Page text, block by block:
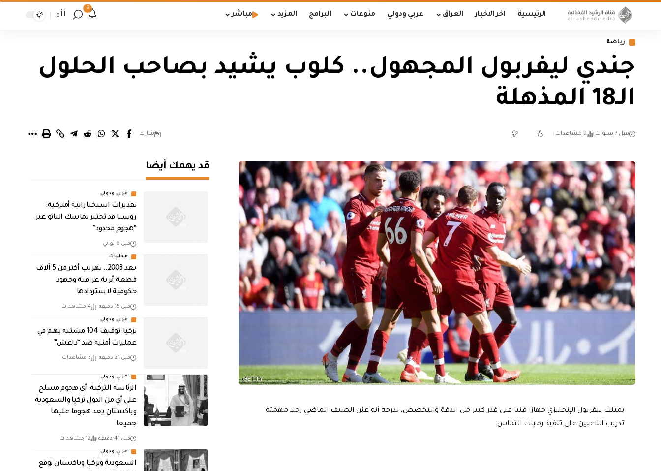
الرئيسية اخر الاخبار العراق عربي ودولي منوعات البرامج المزيد مباشر
9
أأ
رياضة
جندي ليفربول المجهول.. كلوب يشيد بصاحب الحلول
الـ18 المذهلة
قبل 7 سنوات 9 مشاهدات شارك
يمتلك ليفربول الإنجليزي جهازا فنيا على قدر كبير من الدقة والتخصص، لدرجة أنه عيّن الصيف الماضي رجلا مهمته
تدريب اللاعبين على تنفيذ رميات التماس.
قد يهمك أيضا
عربي ودولي
تقديرات استخباراتية أميركية:
روسيا قد تختبر تماسك الناتو عبر
“هجوم محدود”
قبل 6 ثواني
محليات
بعد 2003.. تهريب أكثر من 5 آلاف
قطعة أثرية عراقية وجهود
حكومية لاستردادها
قبل 15 دقيقة 4 مشاهدات
عربي ودولي
تركيا: توقيف 104 مشتبه بهم في
عمليات أمنية ضد “داعش”
قبل 21 دقيقة 5 مشاهدات
عربي ودولي
الرئاسة التركية: أي هجوم مسلح
على أي من الدول تركيا والسعودية
وباكستان يعد هجوما عليها
جميعا
قبل 41 دقيقة 12 مشاهدات
عربي ودولي
السعودية وتركيا وباكستان توقع